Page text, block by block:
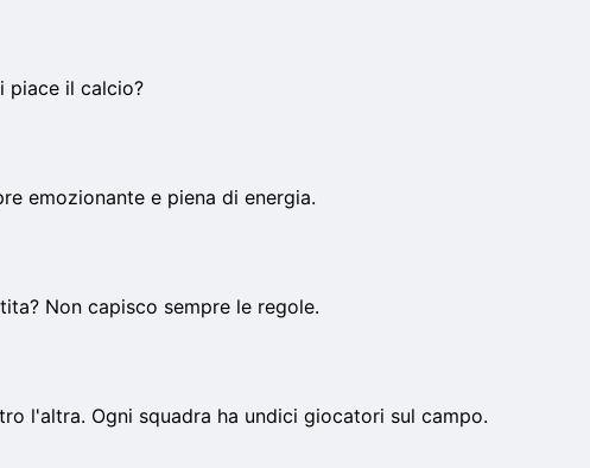
piace il calcio?
emozionante e piena di energia.
Non capisco sempre le regole.
l'altra. Ogni squadra ha undici giocatori sul campo.